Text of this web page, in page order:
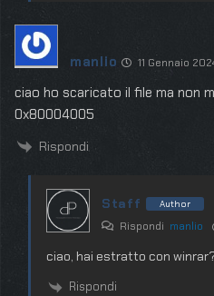
manlio 11 Gennaio
ciao ho scaricato il file ma non
0x80004005
Rispondi
Staff Author
Rispondi manlio
ciao, hai estratto con
Rispondi